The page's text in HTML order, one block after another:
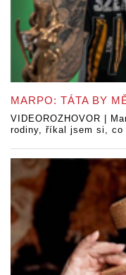
MARPO: TÁTA BY
VIDEOROZHOVOR |
rodiny, říkal jsem si, co